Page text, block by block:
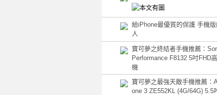
給iPhone最優質的保護 手機
人
寶可夢之終結者手機推薦：
Performance F8132 5吋FHD
機
寶可夢之最強天敵手機推薦：
one 3 ZE552KL (4G/64G) 5.5